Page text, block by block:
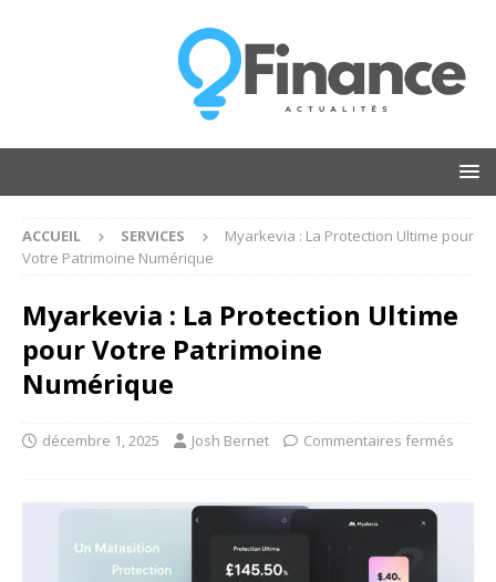
ACCUEIL SERVICES
Myarkevia : La Protection Ultime pour
Votre Patrimoine Numérique
Myarkevia : La Protection Ultime
pour Votre Patrimoine
Numérique
décembre 1, 2025 Josh Bernet Commentaires fermés